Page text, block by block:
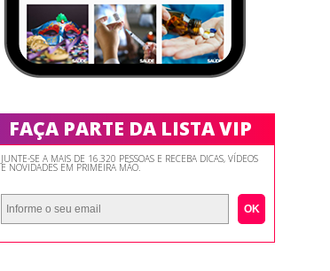
FAÇA PARTE DA LISTA VIP
JUNTE-SE A MAIS DE 16.320 PESSOAS E RECEBA DICAS, VÍDEOS
E NOVIDADES EM PRIMEIRA MÃO.
OK